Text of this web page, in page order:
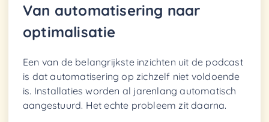
Van automatisering naar
optimalisatie
Een van de belangrijkste inzichten uit de podcast
is dat automatisering op zichzelf niet voldoende
is. Installaties worden al jarenlang automatisch
aangestuurd. Het echte probleem zit daarna.